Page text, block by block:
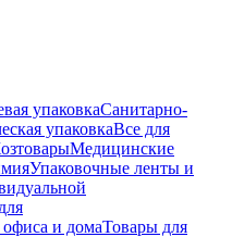
упаковкаСанитарно-
упаковкаВсе для
Медицинские
Упаковочные ленты и
и домаТовары для